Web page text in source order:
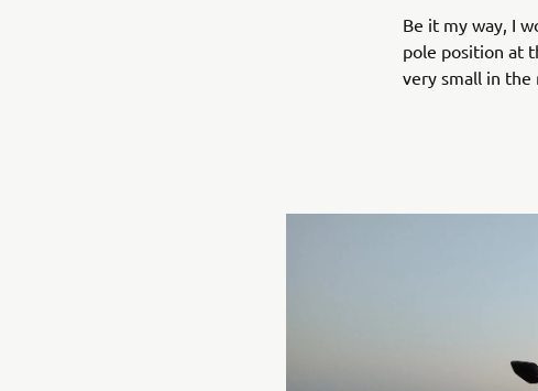
Be it my way, I
pole position at
very small in the